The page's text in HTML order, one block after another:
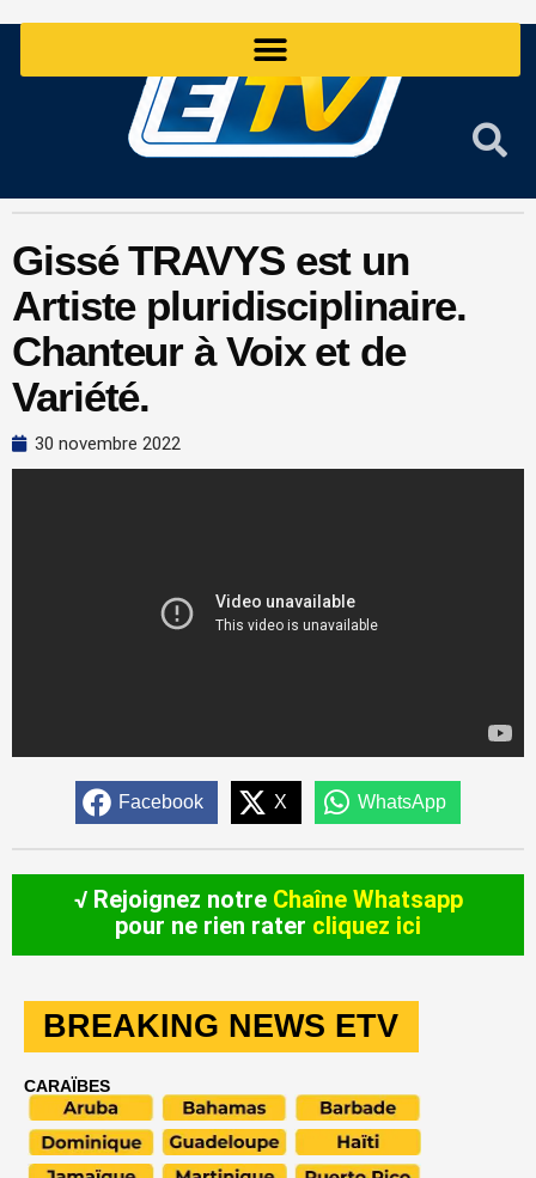
Gissé TRAVYS est un
Artiste pluridisciplinaire.
Chanteur à Voix et de
Variété.
30 novembre 2022
Facebook X WhatsApp
√ Rejoignez notre Chaîne Whatsapp
pour ne rien rater cliquez ici
BREAKING NEWS ETV
CARAÏBES